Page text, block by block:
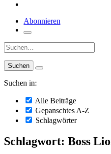
Abonnieren
Suche:
Suchen in:
Alle Beiträge
Gepanschtes A-Z
Schlagwörter
Schlagwort: Boss